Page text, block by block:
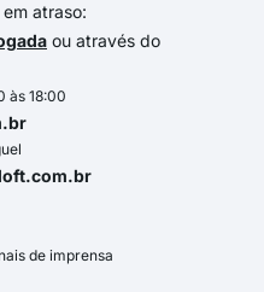
atraso:
ou através do
às 18:00
de imprensa